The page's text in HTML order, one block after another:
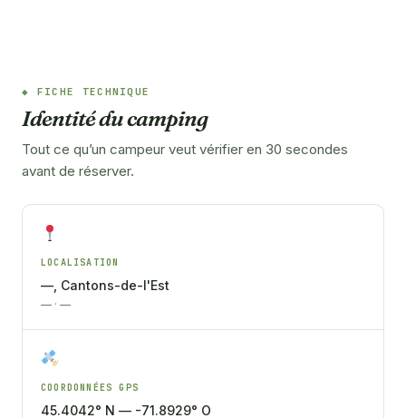
FICHE TECHNIQUE
Identité du camping
Tout ce qu’un campeur veut vérifier en 30 secondes
avant de réserver.
LOCALISATION
—, Cantons-de-l'Est
— · —
COORDONNÉES GPS
45.4042° N — -71.8929° O